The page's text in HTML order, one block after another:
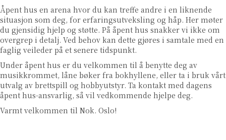
Åpent hus en arena hvor du kan treffe andre i en liknende
situasjon som deg, for erfaringsutveksling og håp. Her møter
du gjensidig hjelp og støtte. På åpent hus snakker vi ikke om
overgrep i detalj. Ved behov kan dette gjøres i samtale med en
faglig veileder på et senere tidspunkt.
Under åpent hus er du velkommen til å benytte deg av
musikkrommet, låne bøker fra bokhyllene, eller ta i bruk vårt
utvalg av brettspill og hobbyutstyr. Ta kontakt med dagens
åpent hus-ansvarlig, så vil vedkommende hjelpe deg.
Varmt velkommen til Nok. Oslo!